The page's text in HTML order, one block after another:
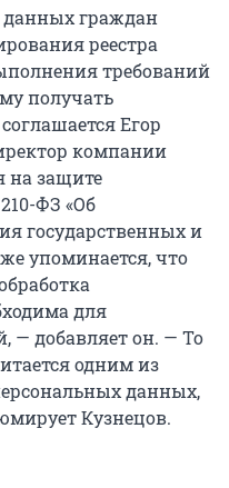
данных граждан
реестра
требований
получать
Егор
компании
на защите
ФЗ «Об
государственных и
упоминается, что
для
— добавляет он. — То
одним из
данных,
Кузнецов.